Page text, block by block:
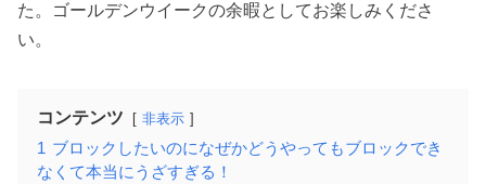
た。ゴールデンウイークの余暇としてお楽しみくださ
い。
コンテンツ 非表示
1 ブロックしたいのになぜかどうやってもブロックでき
なくて本当にうざすぎる！